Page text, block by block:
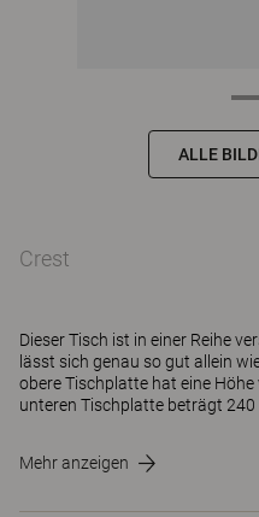
ALLE
Crest
Dieser Tisch ist in einer Reihe
lässt sich genau so gut allein
obere Tischplatte hat eine
unteren Tischplatte beträgt 240
Mehr anzeigen